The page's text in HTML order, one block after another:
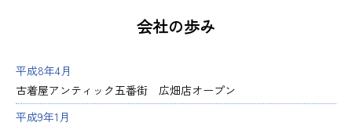
会社の歩み
平成8年4月
古着屋アンティック五番街 広畑店オープン
平成9年1月